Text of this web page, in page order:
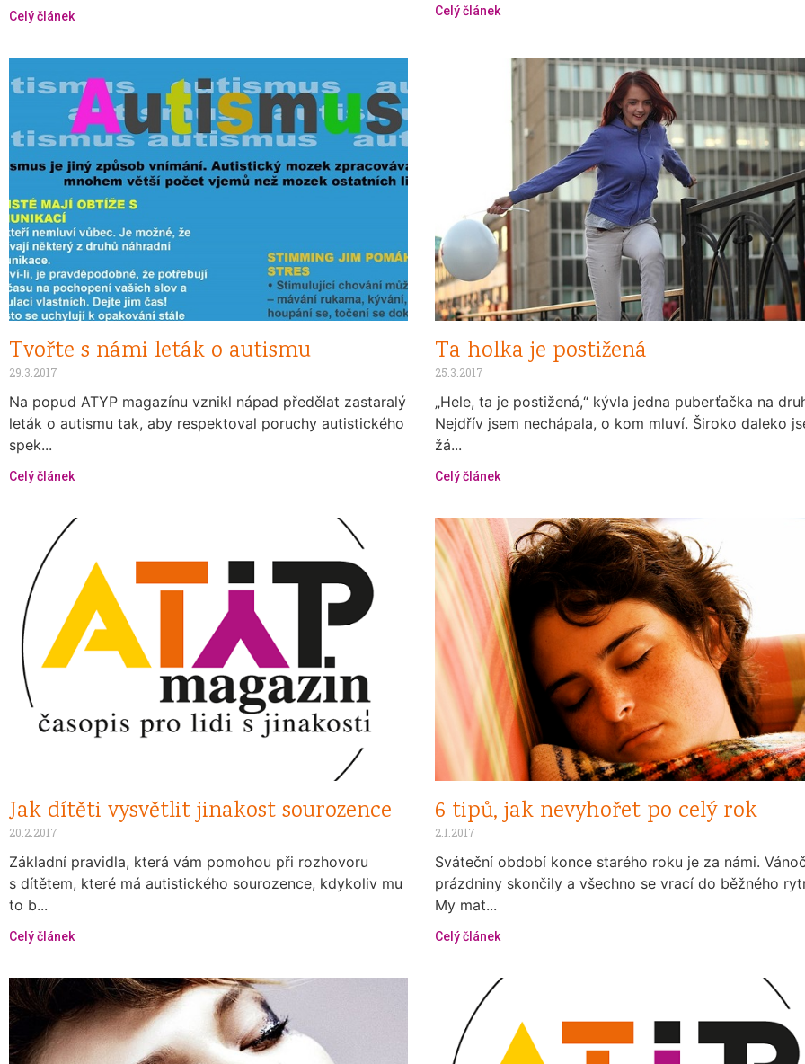
Celý článek Celý článek
Tvořte s námi leták o autismu
29.3.2017
Na popud ATYP magazínu vznikl nápad předělat zastaralý
leták o autismu tak, aby respektoval poruchy autistického
spek...
Celý článek
Ta holka je postižená
25.3.2017
„Hele, ta je postižená,“ kývla jedna puberťačka na
Nejdřív jsem nechápala, o kom mluví. Široko daleko
žá...
Celý článek
Jak dítěti vysvětlit jinakost sourozence
20.2.2017
Základní pravidla, která vám pomohou při rozhovoru
s dítětem, které má autistického sourozence, kdykoliv mu
to b...
Celý článek
6 tipů, jak nevyhořet po celý rok
2.1.2017
Sváteční období konce starého roku je za námi.
prázdniny skončily a všechno se vrací do běžného
My mat...
Celý článek